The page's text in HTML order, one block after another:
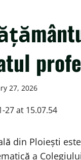
27, 2026
din Ploiești
a